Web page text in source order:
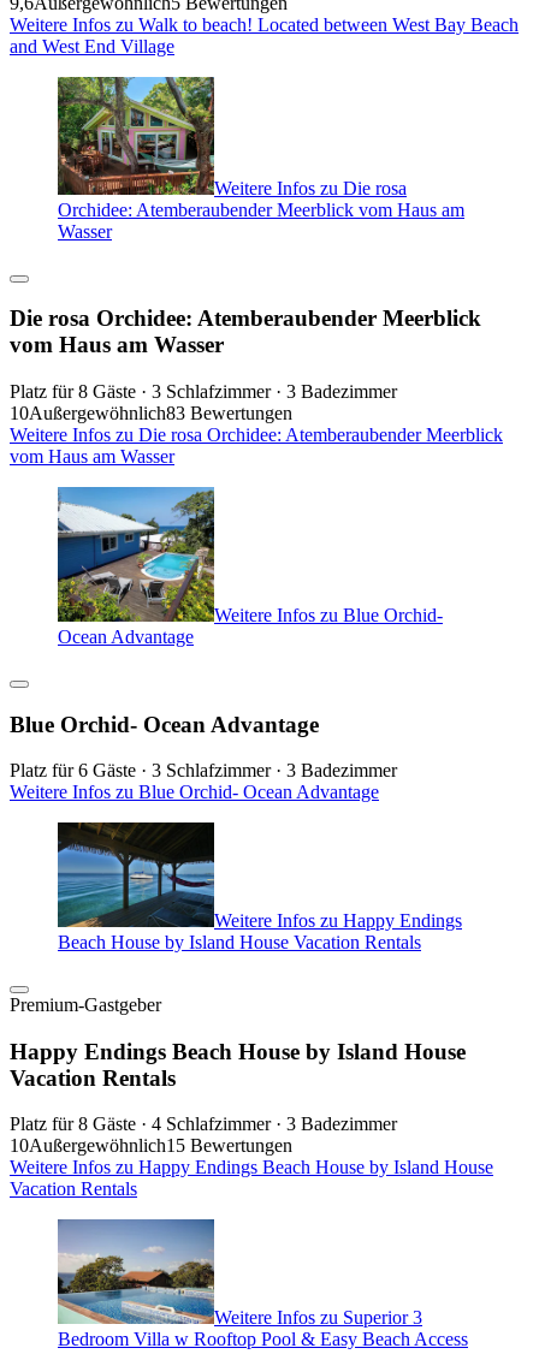
Weitere Infos zu Walk to beach! Located between West Bay Beach
and West End Village
Weitere Infos zu Die rosa
Orchidee: Atemberaubender Meerblick vom Haus am
Wasser
Die rosa Orchidee: Atemberaubender Meerblick
vom Haus am Wasser
Platz für 8 Gäste · 3 Schlafzimmer · 3 Badezimmer
10Außergewöhnlich83 Bewertungen
Weitere Infos zu Die rosa Orchidee: Atemberaubender Meerblick
vom Haus am Wasser
Weitere Infos zu Blue Orchid-
Ocean Advantage
Blue Orchid- Ocean Advantage
Platz für 6 Gäste · 3 Schlafzimmer · 3 Badezimmer
Weitere Infos zu Blue Orchid- Ocean Advantage
Weitere Infos zu Happy Endings
Beach House by Island House Vacation Rentals
Premium-Gastgeber
Happy Endings Beach House by Island House
Vacation Rentals
Platz für 8 Gäste · 4 Schlafzimmer · 3 Badezimmer
10Außergewöhnlich15 Bewertungen
Weitere Infos zu Happy Endings Beach House by Island House
Vacation Rentals
Weitere Infos zu Superior 3
Bedroom Villa w Rooftop Pool & Easy Beach Access